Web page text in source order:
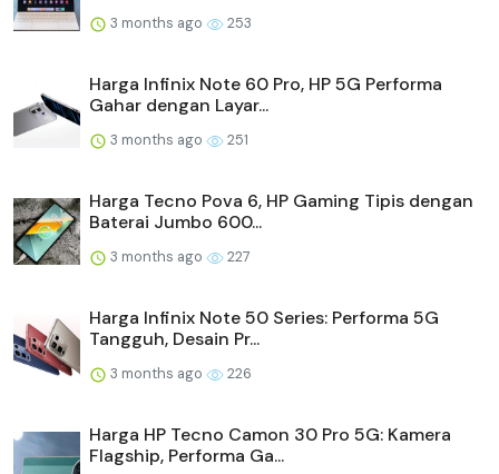
3 months ago 253
Harga Infinix Note 60 Pro, HP 5G Performa
Gahar dengan Layar...
3 months ago 251
Harga Tecno Pova 6, HP Gaming Tipis dengan
Baterai Jumbo 600...
3 months ago 227
Harga Infinix Note 50 Series: Performa 5G
Tangguh, Desain Pr...
3 months ago 226
Harga HP Tecno Camon 30 Pro 5G: Kamera
Flagship, Performa Ga...